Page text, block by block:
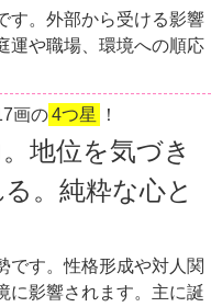
す。外部から受ける影響
運や職場、環境への順応
画の4つ星 ！
地位を気づき
。純粋な心と
です。性格形成や対人関
に影響されます。主に誕